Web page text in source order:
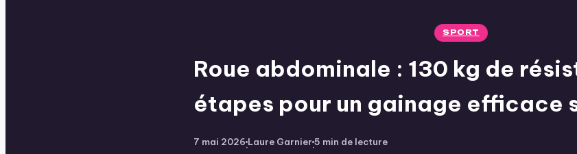
SPORT
Roue abdominale : 130 kg de
étapes pour un gainage efficace
7 mai 2026
·
Laure Garnier
·
5 min de lecture